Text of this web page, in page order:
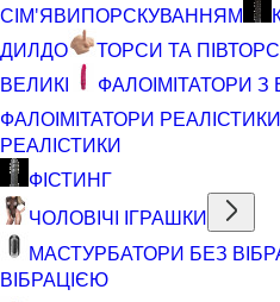
СІМ'ЯВИПОРСКУВАННЯМ
ДИЛДО
ТОРСИ ТА
ВЕЛИКІ
ФАЛОІМІТАТОРИ З
ФАЛОІМІТАТОРИ РЕАЛІСТИКИ
РЕАЛІСТИКИ
ФІСТИНГ
ЧОЛОВІЧІ ІГРАШКИ
МАСТУРБАТОРИ БЕЗ
ВІБРАЦІЄЮ